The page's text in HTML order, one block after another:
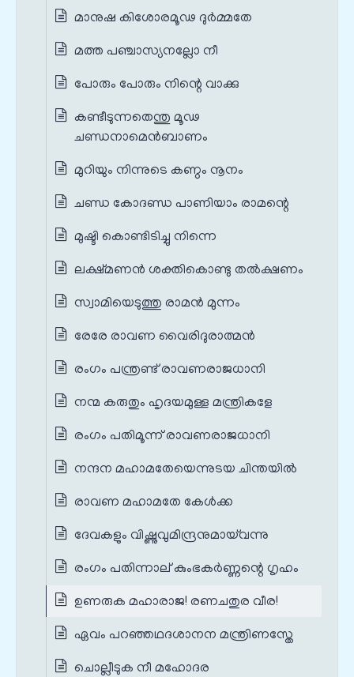
മാനുഷ കിശോരമൂഢ ദുര്‍മ്മതേ
മത്ത പഞ്ചാസ്യനല്ലോ നീ
പോരും പോരും നിന്റെ വാക്കു
കണ്ടീടുന്നതെന്തു മൂഢ
ചണ്ഡനാമെന്‍ബാണം
മുറിയും നിന്നുടെ കണ്ഠം നൂനം
ചണ്ഡ കോദണ്ഡ പാണിയാം രാമന്റെ
മുഷ്ടി കൊണ്ടിടിച്ചു നിന്നെ
ലക്ഷ്മണൻ ശക്തികൊണ്ടു തൽക്ഷണം
സ്വാമിയെടുത്തു രാമൻ മുന്നം
രേരേ രാവണ വൈരിദുരാത്മൻ
രംഗം പന്ത്രണ്ട് രാവണരാജധാനി
നന്മ കരുതും ഹൃദയമുള്ള മന്ത്രികളേ
രംഗം പതിമൂന്ന് രാവണരാജധാനി
നന്ദന മഹാമതേയെന്നുടയ ചിന്തയിൽ
രാവണ മഹാമതേ കേൾക്ക
ദേവകളും വിഷ്ണുവുമിന്ദ്രനുമായ്‌വന്നു
രംഗം പതിന്നാല് കുംഭകർണ്ണന്റെ ഗൃഹം
ഉണരുക മഹാരാജ! രണചതുര വീര!
ഏവം പറഞ്ഞഥദശാനന മന്ത്രിണസ്തേ
ചൊല്ലീടുക നീ മഹോദര